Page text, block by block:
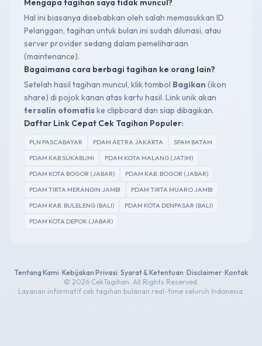
Mengapa tagihan saya tidak muncul?
Hal ini biasanya disebabkan oleh salah memasukkan ID
Pelanggan, tagihan untuk bulan ini sudah dilunasi, atau
server provider sedang dalam pemeliharaan
(maintenance).
Bagaimana cara berbagi tagihan ke orang lain?
Setelah hasil tagihan muncul, klik tombol Bagikan (ikon
share) di pojok kanan atas kartu hasil. Link unik akan
tersalin otomatiske clipboard dan siap dibagikan.
Daftar Link Cepat Cek Tagihan Populer:
PLN PASCABAYAR PDAM AETRA JAKARTA
SPAM BATAM
PDAM KAB SUKABUMI
PDAM KOTA MALANG (JATIM)
PDAM KOTA BOGOR (JABAR)
PDAM KAB. BOGOR (JABAR)
PDAM TIRTA MERANGIN JAMBI
PDAM TIRTA MUARO JAMBI
PDAM KAB. BULELENG (BALI)
PDAM KOTA DENPASAR (BALI)
PDAM KOTA DEPOK (JABAR)
Tentang Kami •Kebijakan Privasi •Syarat & Ketentuan •Disclaimer•Kontak
© 2026 CekTagihan. All Rights Reserved.
Layanan informatif cek tagihan bulanan real-time seluruh Indonesia.